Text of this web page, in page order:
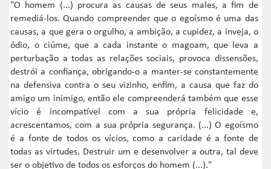
"O homem (...) procura as causas de seus males, a fim de
remediá-los. Quando compreender que o egoísmo é uma das
causas, a que gera o orgulho, a ambição, a cupidez, a inveja, o
ódio, o ciúme, que a cada instante o magoam, que leva a
perturbação a todas as relações sociais, provoca dissensões,
destrói a confiança, obrigando-o a manter-se constantemente
na defensiva contra o seu vizinho, enfim, a causa que faz do
amigo um inimigo, então ele compreenderá também que esse
vício é incompatível com a sua própria felicidade e,
acrescentamos, com a sua própria segurança. (...) O egoísmo
é a fonte de todos os vícios, como a caridade é a fonte de
todas as virtudes. Destruir um e desenvolver a outra, tal deve
ser o objetivo de todos os esforços do homem (...)."